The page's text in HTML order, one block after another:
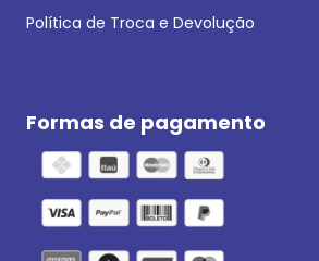
Política de Troca e Devolução
Formas de pagamento